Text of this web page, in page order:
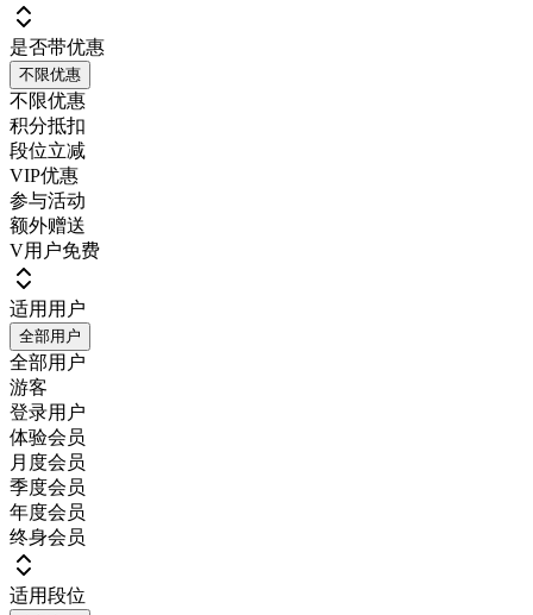
是否带优惠
不限优惠
不限优惠
积分抵扣
段位立减
VIP优惠
参与活动
额外赠送
V用户免费
适用用户
全部用户
全部用户
游客
登录用户
体验会员
月度会员
季度会员
年度会员
终身会员
适用段位